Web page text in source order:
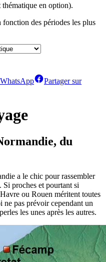
en option).
fonction des périodes les plus
Partager sur
du
a le chic pour rassembler
proches et pourtant si
ou Rouen méritent toutes
ne pas prévoir cependant un
les unes après les autres.